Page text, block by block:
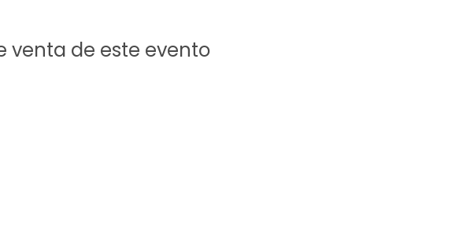
venta de este evento